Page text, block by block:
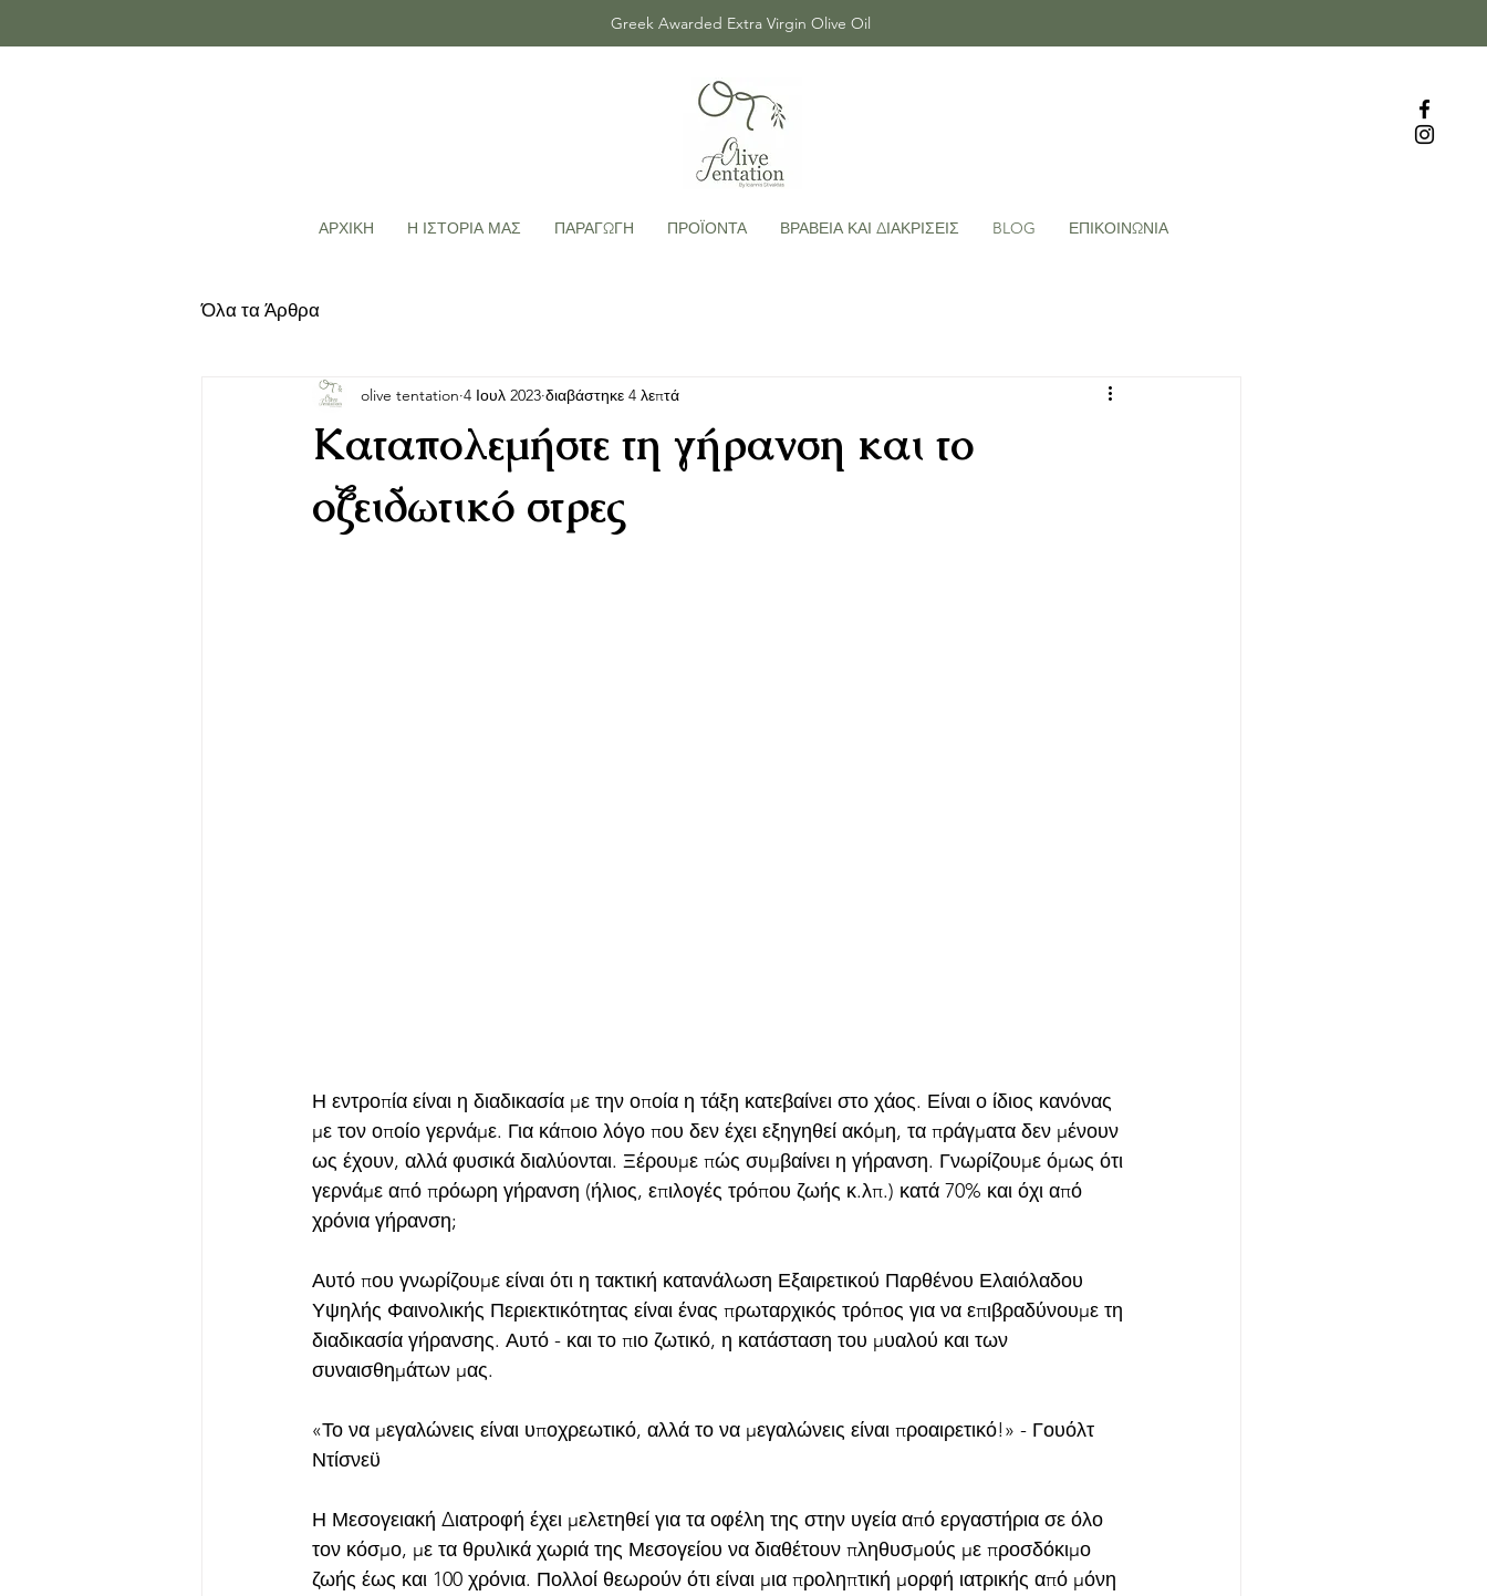
Greek Awarded Extra Virgin Olive Oil
ΑΡΧΙΚΗ Η ΙΣΤΟΡΙΑ ΜΑΣ ΠΑΡΑΓΩΓΗ ΠΡΟΪΟΝΤΑ ΒΡΑΒΕΙΑ ΚΑΙ ΔΙΑΚΡΙΣΕΙΣ BLOG ΕΠΙΚΟΙΝΩΝΙΑ
Όλα τα Άρθρα
Καταπολεμήστε τη γήρανση και το
οξειδωτικό στρες
olive tentation 4 Ιουλ 2023 διαβάστηκε 4 λεπτά
Η εντροπία είναι η διαδικασία με την οποία η τάξη κατεβαίνει στο χάος. Είναι ο ίδιος κανόνας
με τον οποίο γερνάμε. Για κάποιο λόγο που δεν έχει εξηγηθεί ακόμη, τα πράγματα δεν μένουν
ως έχουν, αλλά φυσικά διαλύονται. Ξέρουμε πώς συμβαίνει η γήρανση. Γνωρίζουμε όμως ότι
γερνάμε από πρόωρη γήρανση (ήλιος, επιλογές τρόπου ζωής κ.λπ.) κατά 70% και όχι από
χρόνια γήρανση;
Αυτό που γνωρίζουμε είναι ότι η τακτική κατανάλωση Εξαιρετικού Παρθένου Ελαιόλαδου
Υψηλής Φαινολικής Περιεκτικότητας είναι ένας πρωταρχικός τρόπος για να επιβραδύνουμε τη
διαδικασία γήρανσης. Αυτό - και το πιο ζωτικό, η κατάσταση του μυαλού και των
συναισθημάτων μας.
«Το να μεγαλώνεις είναι υποχρεωτικό, αλλά το να μεγαλώνεις είναι προαιρετικό!» - Γουόλτ
Ντίσνεϋ
Η Μεσογειακή Διατροφή έχει μελετηθεί για τα οφέλη της στην υγεία από εργαστήρια σε όλο
τον κόσμο, με τα θρυλικά χωριά της Μεσογείου να διαθέτουν πληθυσμούς με προσδόκιμο
ζωής έως και 100 χρόνια. Πολλοί θεωρούν ότι είναι μια προληπτική μορφή ιατρικής από μόνη